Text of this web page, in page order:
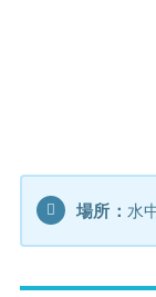
場所： 水